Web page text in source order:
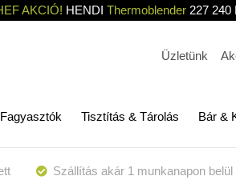
AKCIÓ! HENDI Thermoblender227 240
Üzletünk
Tisztítás & Tárolás Bár &
Szállítás akár 1 munkanapon belül